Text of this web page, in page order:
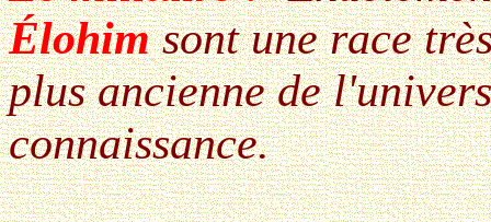
Élohimsont une race
plus ancienne de
connaissance.